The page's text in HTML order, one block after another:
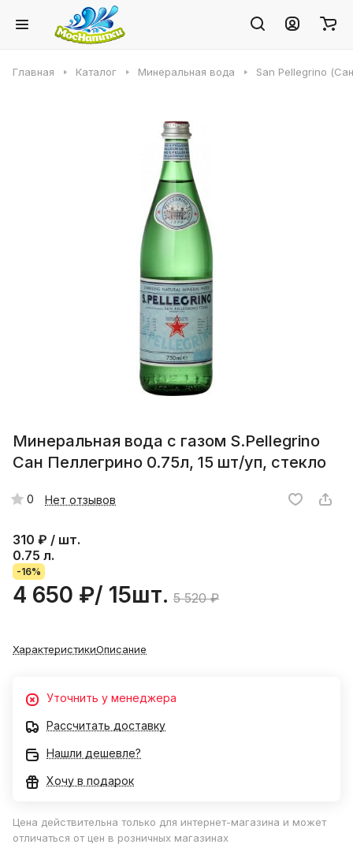
Главная Каталог Минеральная вода San Pellegrino
Минеральная вода с газом S.Pellegrino
Сан Пеллегрино 0.75л, 15 шт/уп, стекло
0 Нет отзывов
310 ₽ / шт.
0.75 л.
-16%
4 650 ₽/ 15шт. 5 520 ₽
ХарактеристикиОписание
Уточнить у менеджера
Рассчитать доставку
Нашли дешевле?
Хочу в подарок
Цена действительна только для интернет-магазина и может
отличаться от цен в розничных магазинах